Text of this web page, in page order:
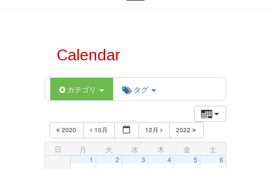
Calendar
カテゴリ タグ
2020 10月 12月 2022
日 月 火 水 木 金 土
1 2 3 4 5 6